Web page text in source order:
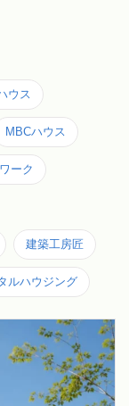
ウス
MBCハウス
ーク
建築工房匠
ルハウジング